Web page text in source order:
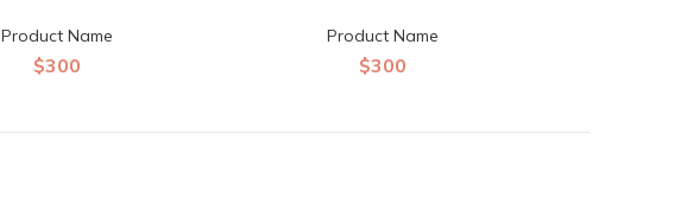
Product Name
$300
Product Name
$300